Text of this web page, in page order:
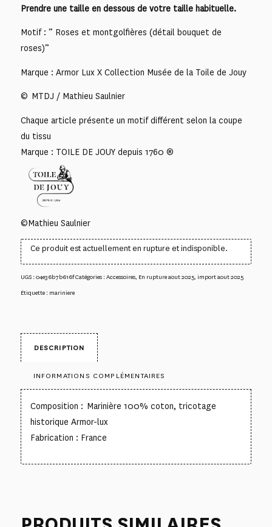
Prendre une taille en dessous de votre taille habituelle.
Motif : ” Roses et montgolfières (détail bouquet de
roses)”
Marque : Armor Lux X Collection Musée de la Toile de Jouy
© MTDJ / Mathieu Saulnier
Chaque article présente un motif différent selon la coupe
du tissu
Marque : TOILE DE JOUY depuis 1760 ®
©Mathieu Saulnier
Ce produit est actuellement en rupture et indisponible.
UGS :04e36b7b616fCatégories :Accessoires, En rupture aout 2025, import aout 2025
Étiquette : mariniere
DESCRIPTION
INFORMATIONS COMPLÉMENTAIRES
Composition : Marinière 100% coton, tricotage
historique Armor-lux
Fabrication : France